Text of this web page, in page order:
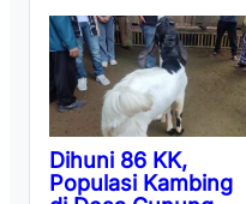
Dihuni 86 KK,
Populasi Kambing